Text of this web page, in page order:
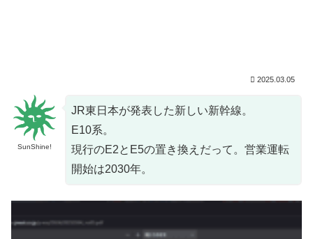
2025.03.05
SunShine!
JR東日本が発表した新しい新幹線。
E10系。
現行のE2とE5の置き換えだって。営業運転
開始は2030年。